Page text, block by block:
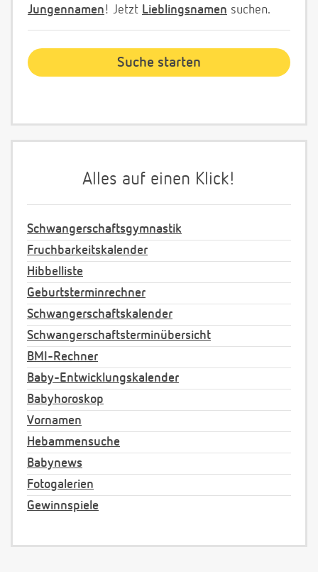
Jungennamen! Jetzt Lieblingsnamen suchen.
Alles auf einen Klick!
Schwangerschaftsgymnastik
Fruchbarkeitskalender
Hibbelliste
Geburtsterminrechner
Schwangerschaftskalender
Schwangerschaftsterminübersicht
BMI-Rechner
Baby-Entwicklungskalender
Babyhoroskop
Vornamen
Hebammensuche
Babynews
Fotogalerien
Gewinnspiele